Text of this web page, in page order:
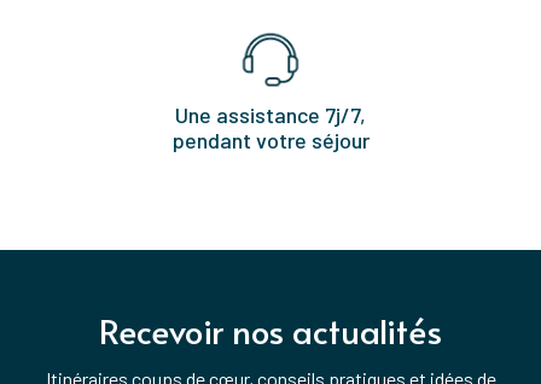
Une assistance 7j/7,
pendant votre séjour
Recevoir nos actualités
Itinéraires coups de cœur, conseils pratiques et idées de